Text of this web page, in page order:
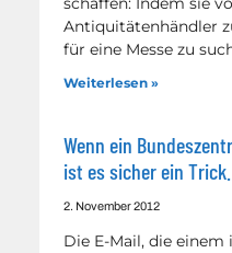
Antiquitätenhändler
für eine Messe zu
Weiterlesen »
Wenn ein
ist es sicher ein
2. November 2012
Die E-Mail, die